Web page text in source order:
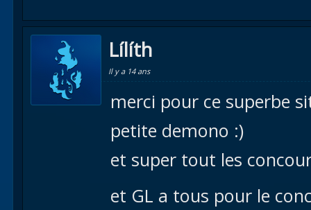
Lílíth
Il y a 14 ans
merci pour ce superbe
petite demono :)
et super tout les
et GL a tous pour le